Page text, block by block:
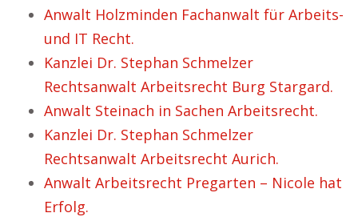
Anwalt Holzminden Fachanwalt für Arbeits-
und IT Recht.
Kanzlei Dr. Stephan Schmelzer
Rechtsanwalt Arbeitsrecht Burg Stargard.
Anwalt Steinach in Sachen Arbeitsrecht.
Kanzlei Dr. Stephan Schmelzer
Rechtsanwalt Arbeitsrecht Aurich.
Anwalt Arbeitsrecht Pregarten – Nicole hat
Erfolg.